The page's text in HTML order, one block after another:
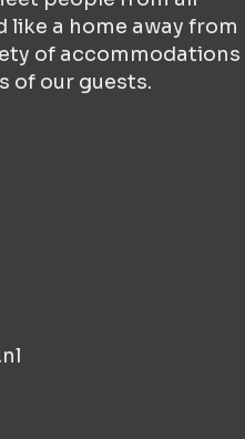
like a home away from
of accommodations
of our guests.